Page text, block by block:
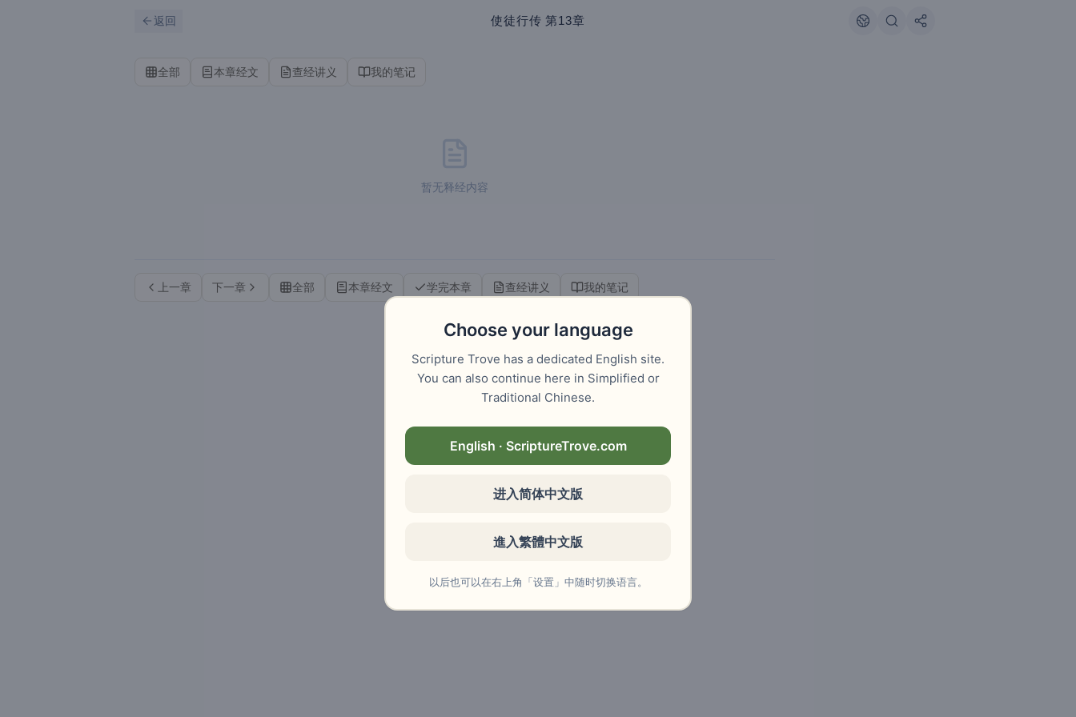
返回 使徒行传 第13章
全部 本章经文 查经讲义 我的笔记
暂无释经内容
上一章 下一章 全部 本章经文 学完本章 查经讲义 我的笔记
Choose your language
Scripture Trove has a dedicated English site.
You can also continue here in Simplified or
Traditional Chinese.
English · ScriptureTrove.com
进入简体中文版
進入繁體中文版
以后也可以在右上角「设置」中随时切换语言。